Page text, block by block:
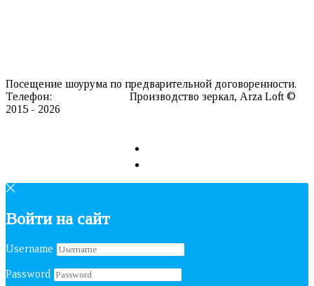
Посещение шоурума по предварительной договоренности.
Телефон:
Производство зеркал, Arza Loft ©
2015 - 2026
Войти на сайт
Username
Password